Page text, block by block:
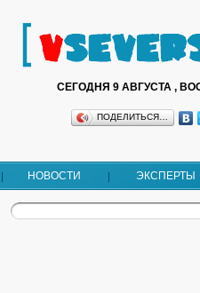
СЕГОДНЯ 9 АВГУСТА ,
ПОДЕЛИТЬСЯ…
НОВОСТИ ЭКСПЕРТЫ